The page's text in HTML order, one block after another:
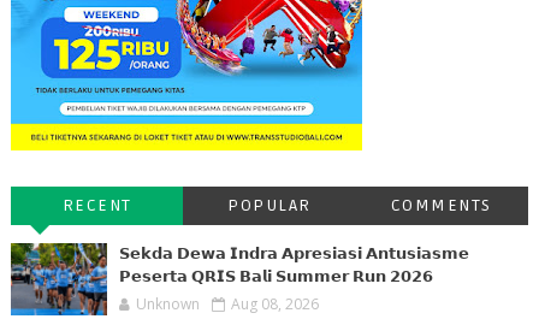
RECENT POPULAR COMMENTS
𝗦𝗲𝗸𝗱𝗮 𝗗𝗲𝘄𝗮 𝗜𝗻𝗱𝗿𝗮 𝗔𝗽𝗿𝗲𝘀𝗶𝗮𝘀𝗶 𝗔𝗻𝘁𝘂𝘀𝗶𝗮𝘀𝗺𝗲
𝗣𝗲𝘀𝗲𝗿𝘁𝗮 𝗤𝗥𝗜𝗦 𝗕𝗮𝗹𝗶 𝗦𝘂𝗺𝗺𝗲𝗿 𝗥𝘂𝗻 𝟮𝟬𝟮𝟲
Unknown Aug 08, 2026